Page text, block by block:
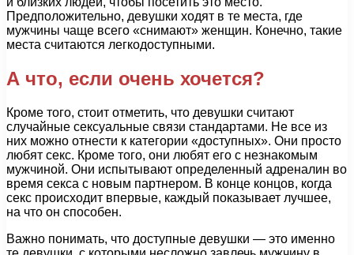
Предположительно, девушки ходят в те места, где
мужчины чаще всего «снимают» женщин. Конечно, такие
места считаются легкодоступными.
А что, если очень хочется?
Кроме того, стоит отметить, что девушки считают
случайные сексуальные связи стандартами. Не все из
них можно отнести к категории «доступных». Они просто
любят секс. Кроме того, они любят его с незнакомым
мужчиной. Они испытывают определенный адреналин во
время секса с новым партнером. В конце концов, когда
секс происходит впервые, каждый показывает лучшее,
на что он способен.
Важно понимать, что доступные девушки — это именно